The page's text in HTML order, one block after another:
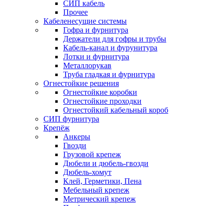
СИП кабель
Прочее
Кабеленесущие системы
Гофра и фурнитура
Держатели для гофры и трубы
Кабель-канал и фурунитура
Лотки и фурнитура
Металлорукав
Труба гладкая и фурнитура
Огнестойкие решения
Огнестойкие коробки
Огнестойкие проходки
Огнестойкий кабельный короб
СИП фурнитура
Крепёж
Анкеры
Гвозди
Грузовой крепеж
Дюбели и дюбель-гвозди
Дюбель-хомут
Клей, Герметики, Пена
Мебельный крепеж
Метрический крепеж